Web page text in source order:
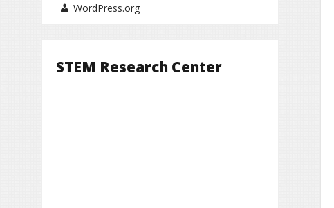
WordPress.org
STEM Research Center